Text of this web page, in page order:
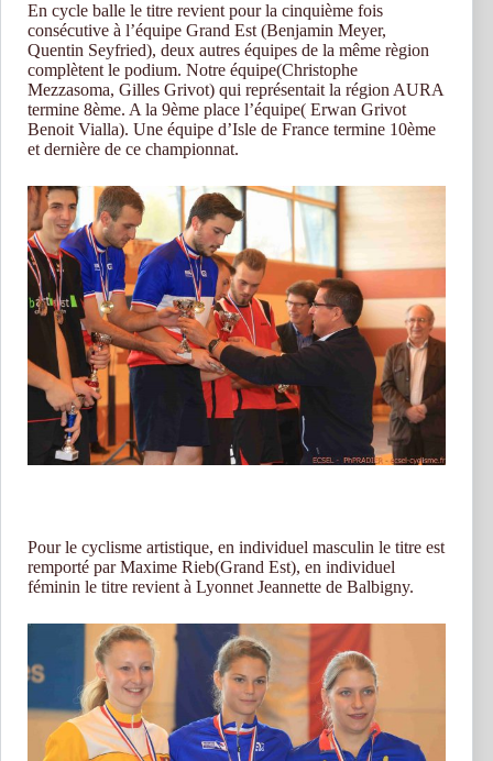
En cycle balle le titre revient pour la cinquième fois
consécutive à l’équipe Grand Est (Benjamin Meyer,
Quentin Seyfried), deux autres équipes de la même règion
complètent le podium. Notre équipe(Christophe
Mezzasoma, Gilles Grivot) qui représentait la région AURA
termine 8ème. A la 9ème place l’équipe( Erwan Grivot
Benoit Vialla). Une équipe d’Isle de France termine 10ème
et dernière de ce championnat.
Pour le cyclisme artistique, en individuel masculin le titre est
remporté par Maxime Rieb(Grand Est), en individuel
féminin le titre revient à Lyonnet Jeannette de Balbigny.